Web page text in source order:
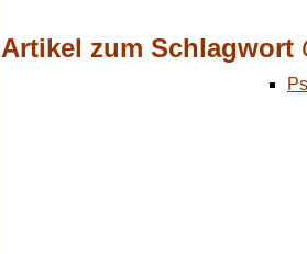
Artikel zum Schlagwort